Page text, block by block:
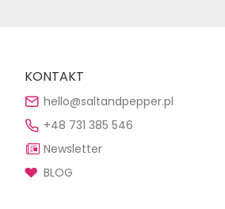
KONTAKT
hello@saltandpepper.pl
+48 731 385 546
Newsletter
BLOG